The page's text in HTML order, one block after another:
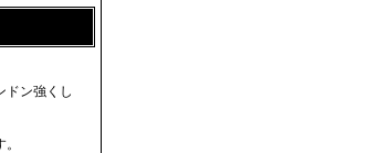
ドン強くし